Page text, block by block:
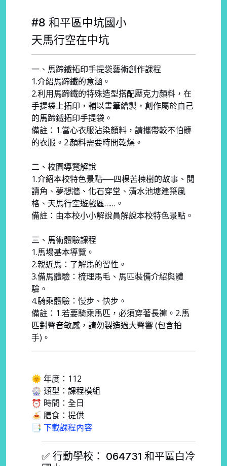
#8 和平區中坑國小
天馬行空在中坑
一、馬蹄鐵拓印手提袋藝術創作課程
1.介紹馬蹄鐵的意涵。
2.利用馬蹄鐵的特殊造型搭配壓克力顏料，在
手提袋上拓印，輔以畫筆繪製，創作屬於自己
的馬蹄鐵拓印手提袋。
備註：1.當心衣服沾染顏料，請攜帶較不怕髒
的衣服。2.顏料需要時間乾燥。
二、校園導覽解說
1.介紹本校特色景點──四棵苦楝樹的故事、閱
讀角、夢想牆、化石穿堂、清水池塘建築風
格、天馬行空遊戲區……。
備註：由本校小小解說員解說本校特色景點。
三、馬術體驗課程
1.馬場基本導覽。
2.親近馬：了解馬的習性。
3.備馬體驗：梳理馬毛、馬匹裝備介紹與體
驗。
4.騎乘體驗：慢步、快步。
備註：1.若要騎乘馬匹，必須穿著長褲。2.馬
匹對聲音敏感，請勿製造過大聲響 (包含拍
手)。
🌞 年度：112
🎡 類型：課程模組
⏰ 時間：全日
🍝 膳食：提供
📑 下載課程內容
✅ 行動學校： 064731 和平區白冷